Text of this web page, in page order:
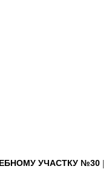
УЧАСТКУ №30 |